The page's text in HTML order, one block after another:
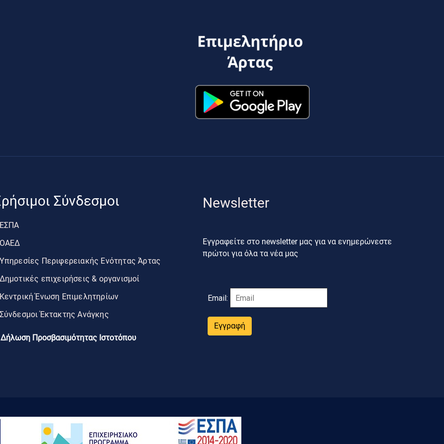
Σύνδεσμοι
Περιφερειακής Ενότητας Άρτας
επιχειρήσεις & οργανισμοί
Ένωση Επιμελητηρίων
Έκτακτης Ανάγκης
Δήλωση Προσβασιμότητας Ιστοτόπου
Newsletter
Εγγραφείτε στο newsletter μας για να ενημερώνεστε
πρώτοι για όλα τα νέα μας
Email:
Εγγραφή